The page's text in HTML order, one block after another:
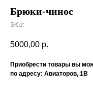
Брюки-чинос
SKU:
5000,00 р.
Приобрести товары вы
по адресу: Авиаторов, 1В